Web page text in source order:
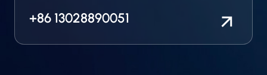
+86 13028890051